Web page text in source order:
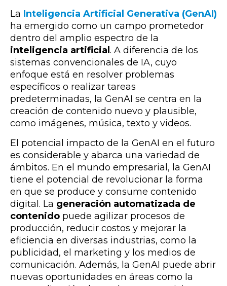
La Inteligencia Artificial Generativa (GenAI)
ha emergido como un campo prometedor
dentro del amplio espectro de la
inteligencia artificial. A diferencia de los
sistemas convencionales de IA, cuyo
enfoque está en resolver problemas
específicos o realizar tareas
predeterminadas, la GenAI se centra en la
creación de contenido nuevo y plausible,
como imágenes, música, texto y videos.
El potencial impacto de la GenAI en el futuro
es considerable y abarca una variedad de
ámbitos. En el mundo empresarial, la GenAI
tiene el potencial de revolucionar la forma
en que se produce y consume contenido
digital. La generación automatizada de
contenido puede agilizar procesos de
producción, reducir costos y mejorar la
eficiencia en diversas industrias, como la
publicidad, el marketing y los medios de
comunicación. Además, la GenAI puede abrir
nuevas oportunidades en áreas como la